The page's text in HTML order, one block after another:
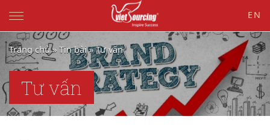
EN
Trang chủ» Tin bài»Tư vấn
Tư vấn